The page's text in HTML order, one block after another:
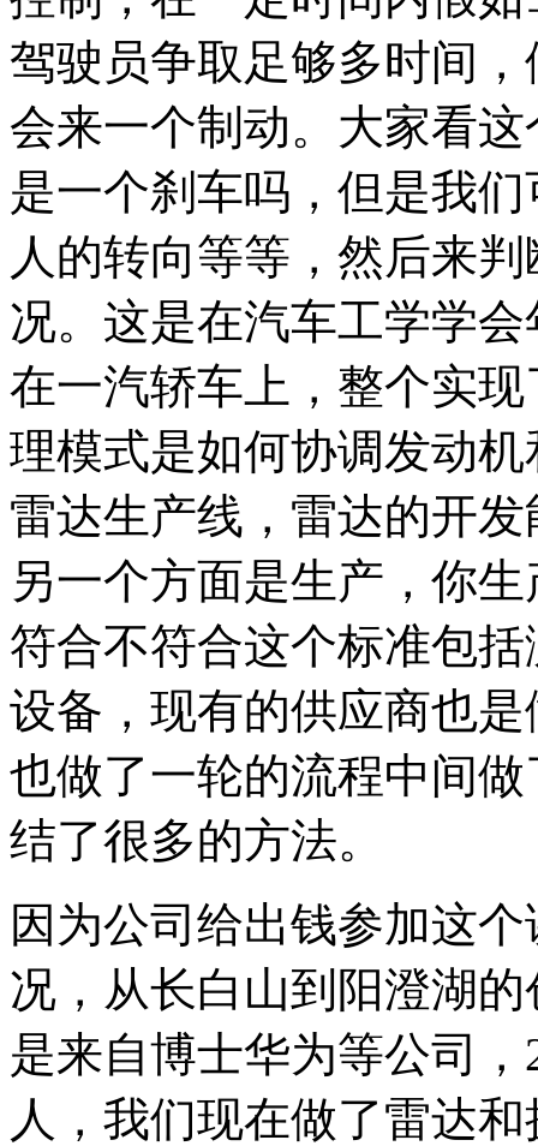
驾驶员争取足够多时间
会来一个制动。大家看
是一个刹车吗，但是我
人的转向等等，然后来
况。这是在汽车工学学
在一汽轿车上，整个实
理模式是如何协调发动
雷达生产线，雷达的开
另一个方面是生产，你
符合不符合这个标准包
设备，现有的供应商也
也做了一轮的流程中间
结了很多的方法。
因为公司给出钱参加这
况，从长白山到阳澄湖
是来自博士华为等公司
人，我们现在做了雷达